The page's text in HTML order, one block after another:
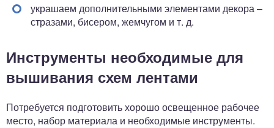
украшаем дополнительными элементами декора –
стразами, бисером, жемчугом и т. д.
Инструменты необходимые для
вышивания схем лентами
Потребуется подготовить хорошо освещенное рабочее
место, набор материала и необходимые инструменты.